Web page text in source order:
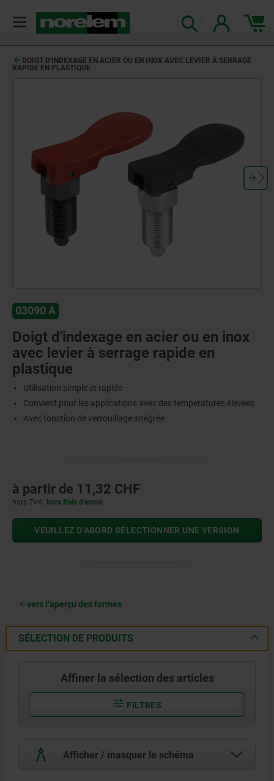
DOIGT D'INDEXAGE EN ACIER OU EN INOX AVEC LEVIER À SERRAGE
RAPIDE EN PLASTIQUE
03090 A
Doigt d'indexage en acier ou en inox
avec levier à serrage rapide en
plastique
Utilisation simple et rapide
Convient pour les applications avec des températures élevées
Avec fonction de verrouillage intégrée
à partir de 11,32 CHF
hors TVA hors frais d’envoi
VEUILLEZ D’ABORD SÉLECTIONNER UNE VERSION
vers l’aperçu des formes
SÉLECTION DE PRODUITS
Affiner la sélection des articles
FILTRES
Afficher / masquer le schéma